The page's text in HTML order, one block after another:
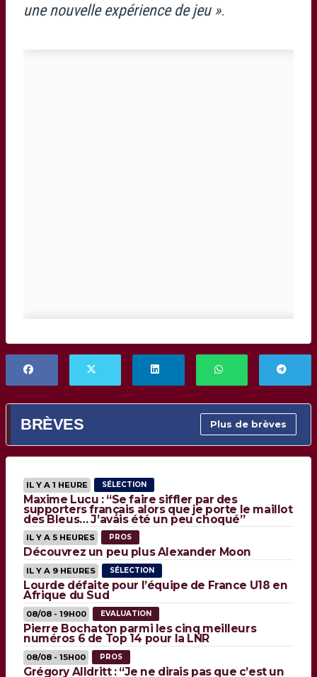
une nouvelle expérience de jeu ».
BRÈVES Plus de brèves
IL Y A 1 HEURE SÉLECTION
Maxime Lucu : “Se faire siffler par des
supporters français alors que je porte le maillot
des Bleus… J’avais été un peu choqué”
IL Y A 5 HEURES PROS
Découvrez un peu plus Alexander Moon
IL Y A 9 HEURES SÉLECTION
Lourde défaite pour l’équipe de France U18 en
Afrique du Sud
08/08 - 19H00 EVALUATION
Pierre Bochaton parmi les cinq meilleurs
numéros 6 de Top 14 pour la LNR
08/08 - 15H00 PROS
Grégory Alldritt : “Je ne dirais pas que c’est un